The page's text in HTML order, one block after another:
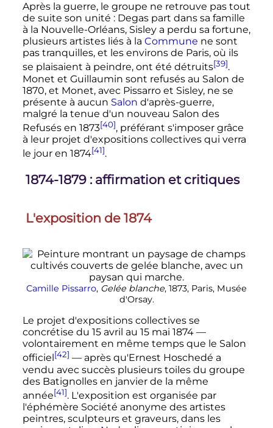
Après la guerre, le groupe ne retrouve pas tout
de suite son unité : Degas part dans sa famille
à la Nouvelle-Orléans, Sisley a perdu sa fortune,
plusieurs artistes liés à la Commune ne sont
pas tranquilles, et les environs de Paris, où ils
se plaisaient à peindre, ont été détruits[39].
Monet et Guillaumin sont refusés au Salon de
1870, et Monet, avec Pissarro et Sisley, ne se
présente à aucun Salon d'après-guerre,
malgré la tenue d'un nouveau Salon des
Refusés en 1873[40], préférant s'imposer grâce
à leur projet d'expositions collectives qui verra
le jour en 1874[41].
1874-1879 : affirmation et critiques
L'exposition de 1874
Camille Pissarro, Gelée blanche, 1873, Paris, Musée
d'Orsay.
Le projet d'expositions collectives se
concrétise du 15 avril au 15 mai 1874 —
volontairement en même temps que le Salon
officiel[42] —après qu'Ernest Hoschedé a
vendu avec succès plusieurs toiles du groupe
des Batignolles en janvier de la même
année[41]. L'exposition est organisée par
l'éphémère Société anonyme des artistes
peintres, sculpteurs et graveurs, dans les